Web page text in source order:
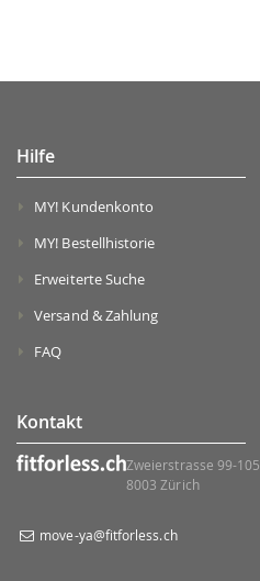
Hilfe
MY! Kundenkonto
MY! Bestellhistorie
Erweiterte Suche
Versand & Zahlung
FAQ
Kontakt
Zweierstrasse 99-105
8003 Zürich
move-ya@fitforless.ch